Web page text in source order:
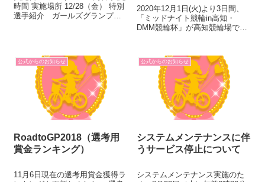
時間 実施場所 12/28（金） 特別
選手紹介 ガールズグランプリ
2020年12月1日(火)より3日間、
「ミッドナイト競輪in高知・
DMM競輪杯」が高知競輪場で開
ナイト競輪」って何？といった
疑問から、車券の購入方法、レ
ース中継の視聴方法など...
公式からのお知らせ
RoadtoGP2018（選考用
賞金ランキング）
11月6日現在の選考用賞金獲得ラ
公式からのお知らせ
システムメンテナンスに伴
うサービス停止について
システムメンテナンス実施のた